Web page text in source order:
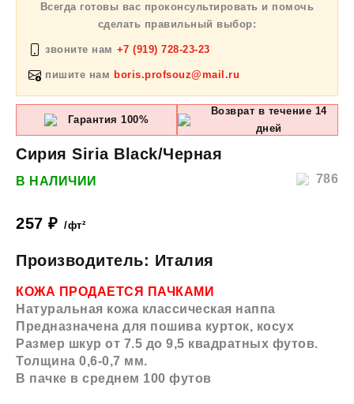
Всегда готовы вас проконсультировать и помочь
сделать правильный выбор:
звоните нам +7 (919) 728-23-23
пишите нам boris.profsouz@mail.ru
Гарантия 100%
Возврат в течение 14
дней
Сирия Siria Black/Черная
786
В НАЛИЧИИ
257 ₽ /фт²
Производитель: Италия
КОЖА ПРОДАЕТСЯ ПАЧКАМИ
Натуральная кожа классическая наппа
Предназначена для пошива курток, косух
Размер шкур от 7.5 до 9,5 квадратных футов.
Толщина 0,6-0,7 мм.
В пачке в среднем 100 футов